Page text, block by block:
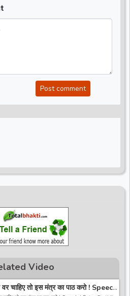
Post comment
Video
वर चाहिए तो इस मंत्र का पाठ करो ! Speech